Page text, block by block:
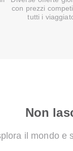
con prezzi
tutti i
Non
il mondo e